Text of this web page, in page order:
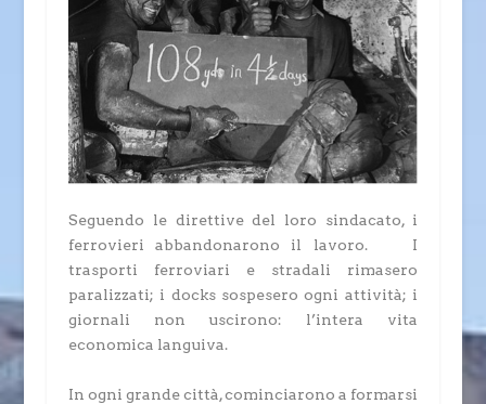
Seguendo le direttive del loro sindacato, i
ferrovieri abbandonarono il lavoro. I
trasporti ferroviari e stradali rimasero
paralizzati; i docks sospesero ogni attività; i
giornali non uscirono: l’intera vita
economica languiva.
In ogni grande città, cominciarono a formarsi